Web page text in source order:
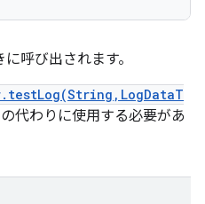
呼び出されます。
の代わりに使用する必要があ